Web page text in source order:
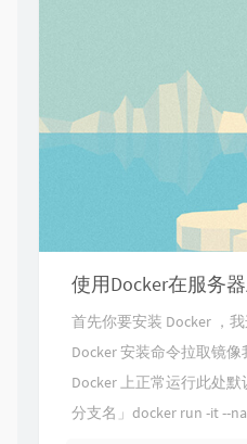
使用Docker在服务
首先你要安装 Docker ，
Docker 安装命令拉取镜
Docker 上正常运行此处
分支名」docker run -it --